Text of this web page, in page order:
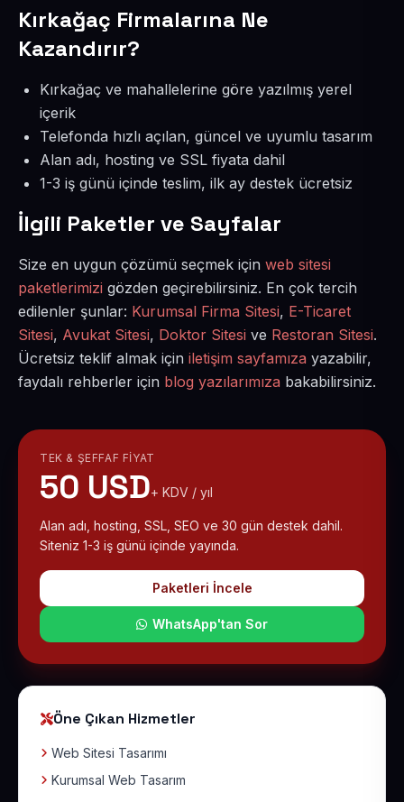
Kırkağaç Firmalarına Ne
Kazandırır?
Kırkağaç ve mahallelerine göre yazılmış yerel
içerik
Telefonda hızlı açılan, güncel ve uyumlu tasarım
Alan adı, hosting ve SSL fiyata dahil
1-3 iş günü içinde teslim, ilk ay destek ücretsiz
İlgili Paketler ve Sayfalar
Size en uygun çözümü seçmek için web sitesi
paketlerimizi gözden geçirebilirsiniz. En çok tercih
edilenler şunlar: Kurumsal Firma Sitesi, E-Ticaret
Sitesi, Avukat Sitesi, Doktor Sitesi ve Restoran Sitesi.
Ücretsiz teklif almak için iletişim sayfamıza yazabilir,
faydalı rehberler için blog yazılarımıza bakabilirsiniz.
TEK & ŞEFFAF FIYAT
50 USD+ KDV / yıl
Alan adı, hosting, SSL, SEO ve 30 gün destek dahil.
Siteniz 1-3 iş günü içinde yayında.
Paketleri İncele
WhatsApp'tan Sor
Öne Çıkan Hizmetler
Web Sitesi Tasarımı
Kurumsal Web Tasarım